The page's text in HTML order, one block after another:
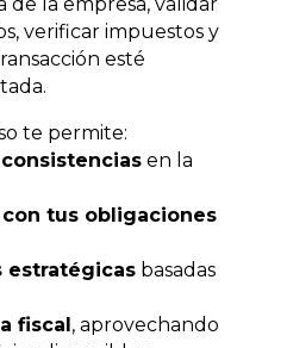
verificar impuestos y
esté
te permite:
en la
tus obligaciones
estratégicas basadas
fiscal, aprovechando